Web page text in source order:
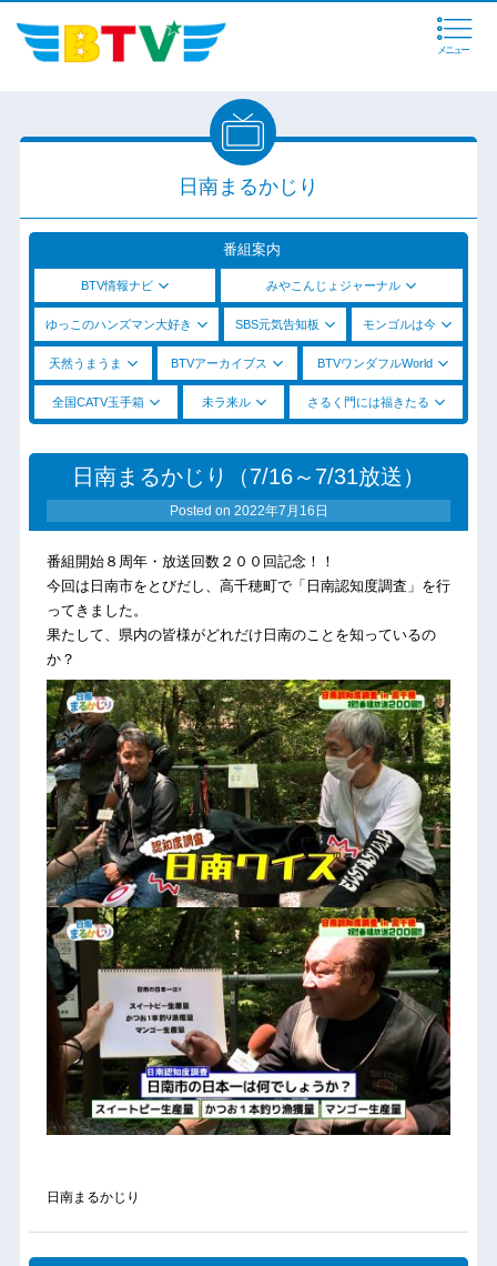
メニュー
日南まるかじり
番組案内
BTV情報ナビ みやこんじょジャーナル
ゆっこのハンズマン大好き SBS元気告知板 モンゴルは今
天然うまうま BTVアーカイブス BTVワンダフルWorld
全国CATV玉手箱 未ラ来ル さるく門には福きたる
日南まるかじり（7/16～7/31放送）
Posted on 2022年7月16日
番組開始８周年・放送回数２００回記念！！
今回は日南市をとびだし、高千穂町で「日南認知度調査」を行
ってきました。
果たして、県内の皆様がどれだけ日南のことを知っているの
か？
日南まるかじり